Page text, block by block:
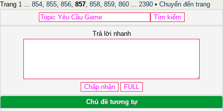
Trang 1 ... 854, 855, 856, 857, 858, 859, 860 ... 2390 • Chuyển đến trang
Trả lời nhanh
Chủ đề tương tự